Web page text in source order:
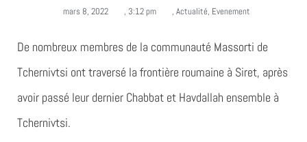
mars 8, 2022 , 3:12 pm , Actualité, Evenement
De nombreux membres de la communauté Massorti de
Tchernivtsi ont traversé la frontière roumaine à Siret, après
avoir passé leur dernier Chabbat et Havdallah ensemble à
Tchernivtsi.